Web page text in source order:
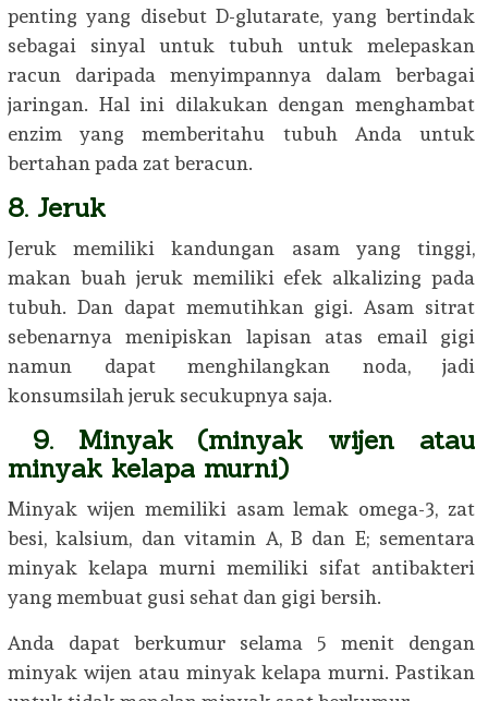
penting yang disebut D-glutarate, yang bertindak
sebagai sinyal untuk tubuh untuk melepaskan
racun daripada menyimpannya dalam berbagai
jaringan. Hal ini dilakukan dengan menghambat
enzim yang memberitahu tubuh Anda untuk
bertahan pada zat beracun.
8. Jeruk
Jeruk memiliki kandungan asam yang tinggi,
makan buah jeruk memiliki efek alkalizing pada
tubuh. Dan dapat memutihkan gigi. Asam sitrat
sebenarnya menipiskan lapisan atas email gigi
namun dapat menghilangkan noda, jadi
konsumsilah jeruk secukupnya saja.
9. Minyak (minyak wijen atau
minyak kelapa murni)
Minyak wijen memiliki asam lemak omega-3, zat
besi, kalsium, dan vitamin A, B dan E; sementara
minyak kelapa murni memiliki sifat antibakteri
yang membuat gusi sehat dan gigi bersih.
Anda dapat berkumur selama 5 menit dengan
minyak wijen atau minyak kelapa murni. Pastikan